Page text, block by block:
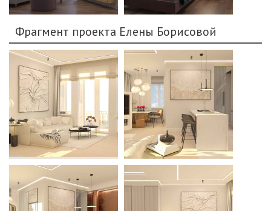
Фрагмент проекта Елены Борисовой